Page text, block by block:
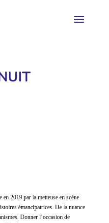
2019 par la metteuse en scène
émancipatrices. De la nuance
Donner l’occasion de